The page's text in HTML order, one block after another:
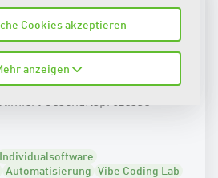
Cookies akzeptieren
anzeigen
resp. Individual-Software bietet
Vorteile. Die Applikation
Ihre Anforderungen
Individualsoftware
Automatisierung Vibe Coding Lab